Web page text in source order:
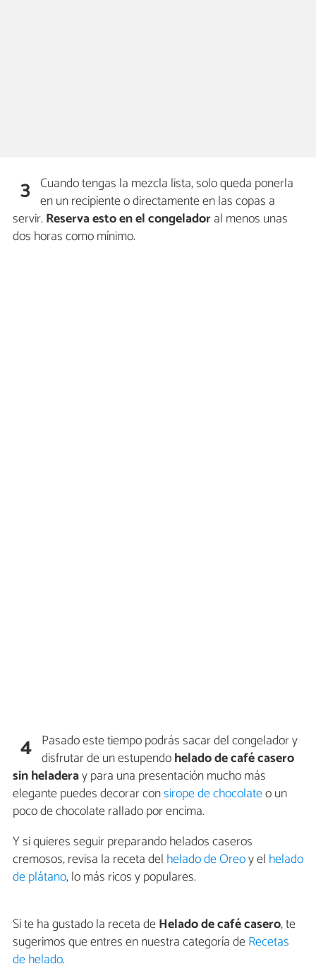
3 Cuando tengas la mezcla lista, solo queda ponerla
en un recipiente o directamente en las copas a
servir. Reserva esto en el congeladoral menos unas
dos horas como mínimo.
4 Pasado este tiempo podrás sacar del congelador y
disfrutar de un estupendohelado de café casero
sin heladeray para una presentación mucho más
elegante puedes decorar consirope de chocolateo un
poco de chocolate rallado por encima.
Y si quieres seguir preparando helados caseros
cremosos, revisa la receta del helado de Oreoy el helado
de plátano, lo más ricos y populares.
Si te ha gustado la receta deHelado de café casero, te
sugerimos que entres en nuestra categoría deRecetas
de helado.